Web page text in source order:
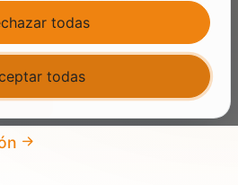
para ayudar.
todas
todas